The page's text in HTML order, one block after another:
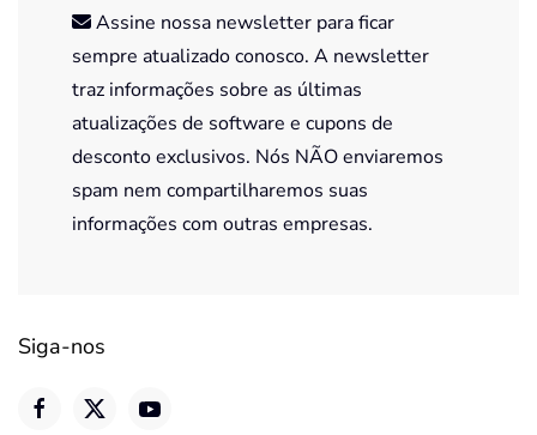
Assine nossa newsletter para ficar
sempre atualizado conosco. A newsletter
traz informações sobre as últimas
atualizações de software e cupons de
desconto exclusivos. Nós NÃO enviaremos
spam nem compartilharemos suas
informações com outras empresas.
Siga-nos